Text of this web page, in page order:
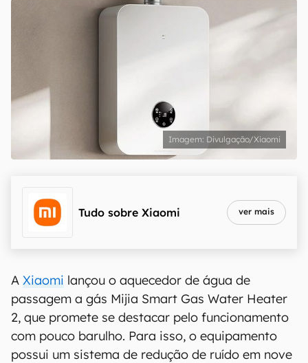
Divulgação/Xiaomi
Tudo sobre Xiaomi ver mais
A Xiaomi lançou o aquecedor de água de
passagem a gás Mijia Smart Gas Water Heater
2, que promete se destacar pelo funcionamento
com pouco barulho. Para isso, o equipamento
possui um sistema de redução de ruído em nove